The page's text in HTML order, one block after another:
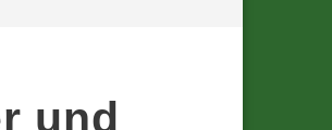
und